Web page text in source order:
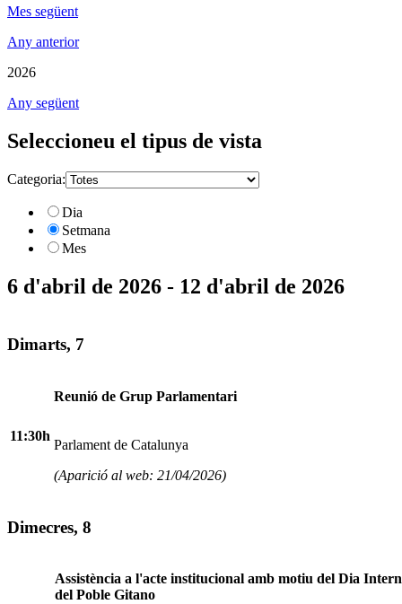
Mes següent
Any anterior
2026
Any següent
Seleccioneu el tipus de vista
Categoria:
Dia
Setmana
Mes
6 d'abril de 2026 - 12 d'abril de 2026
Dimarts, 7
11:30h
Reunió de Grup Parlamentari
Parlament de Catalunya
(Aparició al web: 21/04/2026)
Dimecres, 8
Assistència a l'acte institucional amb motiu del Dia
del Poble Gitano